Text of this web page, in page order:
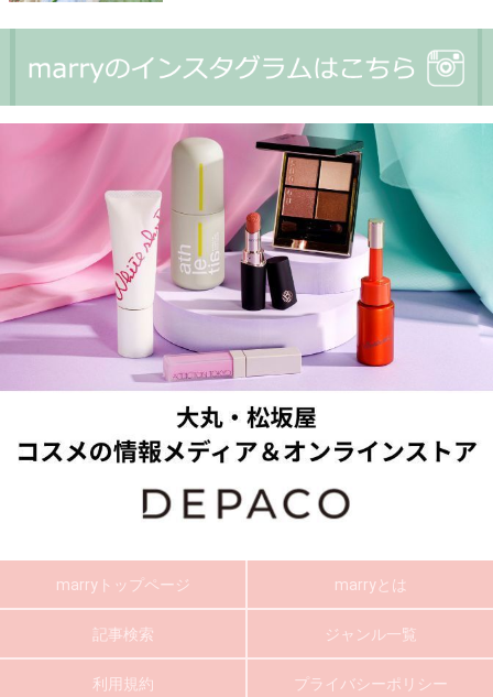
marryトップページ marryとは
記事検索 ジャンル一覧
利用規約 プライバシーポリシー